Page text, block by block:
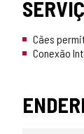
Cães
Conexão